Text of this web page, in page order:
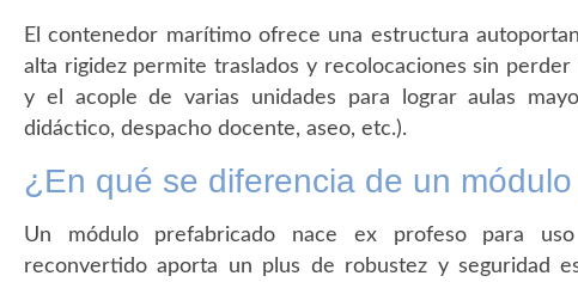
El contenedor marítimo ofrece una estructura
alta rigidez permite traslados y recolocaciones sin
y el acople de varias unidades para lograr aulas
didáctico, despacho docente, aseo, etc.).
¿En qué se diferencia de un
Un módulo prefabricado nace ex profeso para
reconvertido aporta un plus de robustez y seguridad